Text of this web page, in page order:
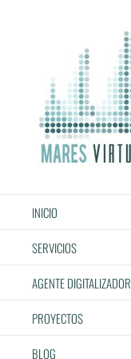
INICIO
SERVICIOS
AGENTE DIGITALIZADOR
PROYECTOS
BLOG